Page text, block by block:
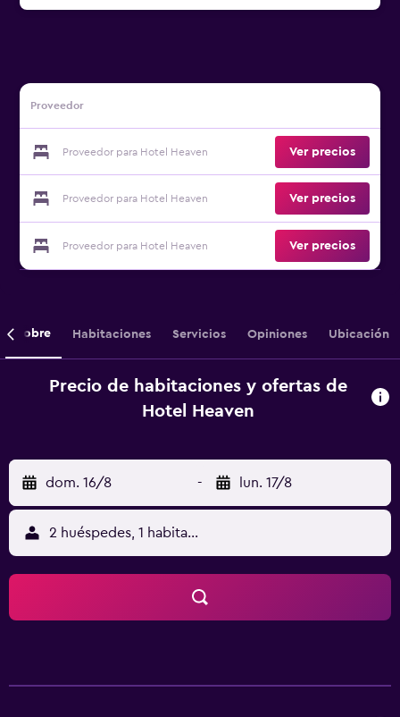
Proveedor
Proveedor para Hotel Heaven Ver precios
Proveedor para Hotel Heaven Ver precios
Proveedor para Hotel Heaven Ver precios
Sobre Habitaciones Servicios Opiniones Ubicación
Precio de habitaciones y ofertas de
Hotel Heaven
dom. 16/8 - lun. 17/8
2 huéspedes, 1 habitación